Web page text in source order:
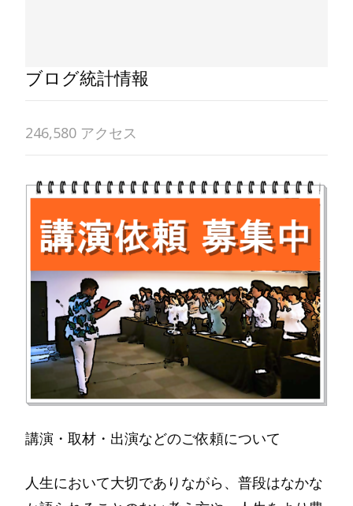
ブログ統計情報
246,580 アクセス
講演・取材・出演などのご依頼について
人生において大切でありながら、普段はなかな